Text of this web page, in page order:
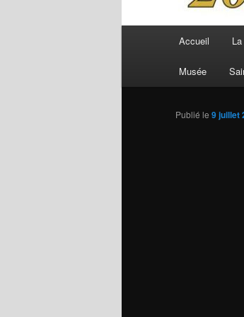
Accueil
Musée
Publié le 9 juillet